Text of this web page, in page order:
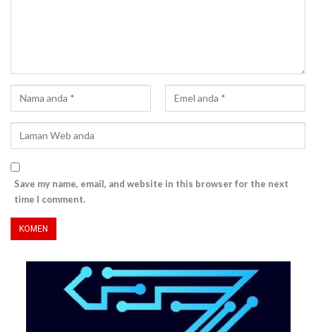
Save my name, email, and website in this browser for the next
time I comment.